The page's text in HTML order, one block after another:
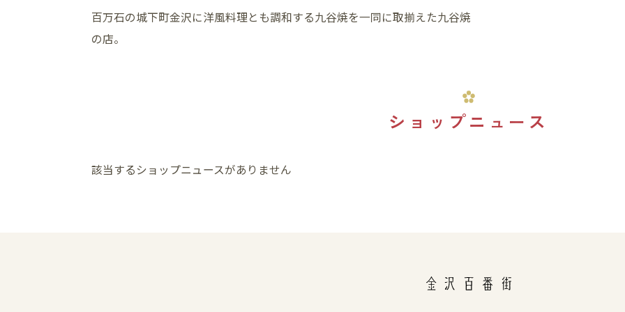
百万石の城下町金沢に洋風料理とも調和する九谷焼を一同に取揃えた九谷焼
の店。
ショップニュース
該当するショップニュースがありません